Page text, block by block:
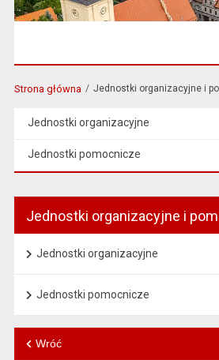
Strona główna Jednostki organizacyjne i
Jednostki organizacyjne
Jednostki pomocnicze
Jednostki organizacyjne i
Jednostki organizacyjne
Jednostki pomocnicze
Wróć